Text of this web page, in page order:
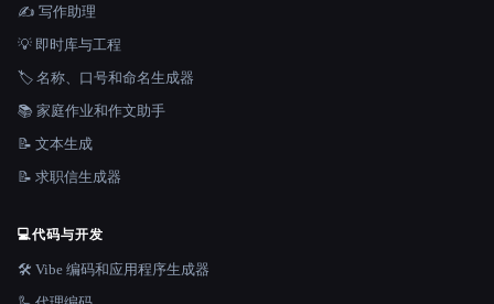
✍️ 写作助理
💡 即时库与工程
🏷️ 名称、口号和命名生成器
📚 家庭作业和作文助手
📝 文本生成
📝 求职信生成器
💻代码与开发
🛠️ Vibe 编码和应用程序生成器